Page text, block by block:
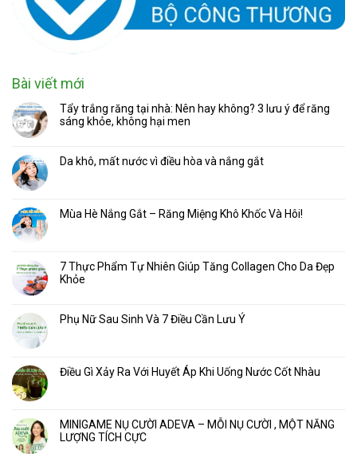
Bài viết mới
Tẩy trắng răng tại nhà: Nên hay không? 3 lưu ý để răng
sáng khỏe, không hại men
Da khô, mất nước vì điều hòa và nắng gắt
Mùa Hè Nắng Gắt – Răng Miệng Khô Khốc Và Hôi!
7 Thực Phẩm Tự Nhiên Giúp Tăng Collagen Cho Da Đẹp
Khỏe
Phụ Nữ Sau Sinh Và 7 Điều Cần Lưu Ý
Điều Gì Xảy Ra Với Huyết Áp Khi Uống Nước Cốt Nhàu
MINIGAME NỤ CƯỜI ADEVA – MỖI NỤ CƯỜI , MỘT NĂNG
LƯỢNG TÍCH CỰC